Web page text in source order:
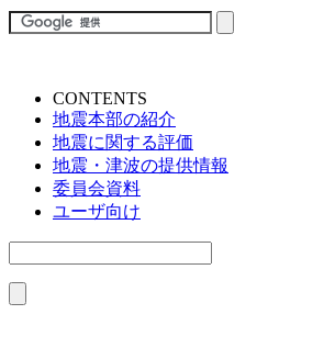
CONTENTS
地震本部の紹介
地震に関する評価
地震・津波の提供情報
委員会資料
ユーザ向け